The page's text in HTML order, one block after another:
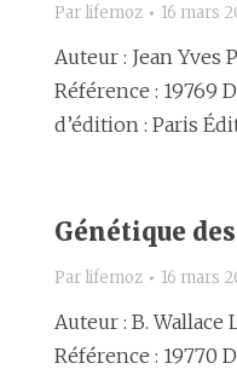
Par lifemoz 16 mars
Auteur : Jean Yves
Référence : 19769
d’édition : Paris
Génétique
Par lifemoz 16 mars
Auteur : B. Wallace
Référence : 19770